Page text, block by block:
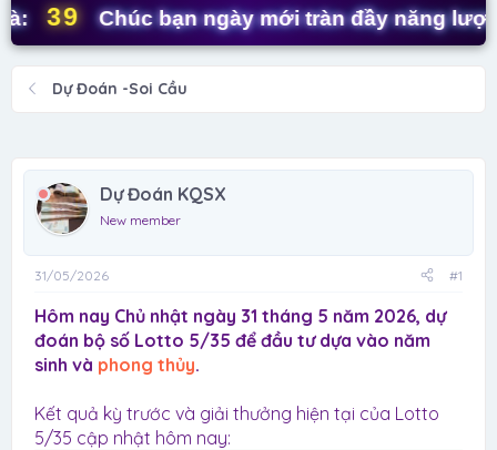
t
a
r
t
39 Chúc bạn ngày mới tràn đầy năng lượng!
Dự Đoán -Soi Cầu
Dự Đoán KQSX
New member
31/05/2026 #1
Hôm nay Chủ nhật ngày 31 tháng 5 năm 2026, dự
đoán bộ số Lotto 5/35 để đầu tư dựa vào năm
sinh và phong thủy.
Kết quả kỳ trước và giải thưởng hiện tại của Lotto
5/35 cập nhật hôm nay: